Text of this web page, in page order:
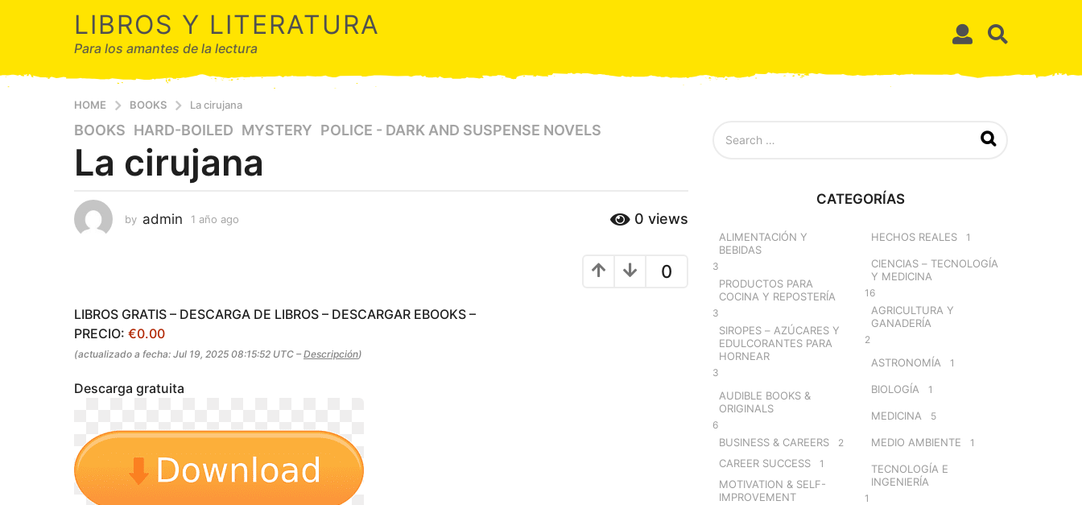
LIBROS Y LITERATURA
Para los amantes de la lectura
HOME BOOKS La cirujana
1
a
ñ
a
g
o
a
g
o
BOOKS ,HARD-BOILED ,MYSTERY ,POLICE - DARK AND SUSPENSE NOVELS
La cirujana
by admin 1 año ago
o
0 views
0
LIBROS GRATIS – DESCARGA DE LIBROS – DESCARGAR EBOOKS –
PRECIO: €0.00
(actualizado a fecha: Jul 19, 2025 08:15:52 UTC – Descripción)
Descarga gratuita
:
CATEGORÍAS
ALIMENTACIÓN Y
BEBIDAS
3
PRODUCTOS PARA
COCINA Y REPOSTERÍA
3
SIROPES – AZÚCARES Y
EDULCORANTES PARA
HORNEAR
3
AUDIBLE BOOKS &
ORIGINALS
6
BUSINESS & CAREERS 2
CAREER SUCCESS 1
MOTIVATION & SELF-
IMPROVEMENT
HECHOS REALES 1
CIENCIAS – TECNOLOGÍA
Y MEDICINA
16
AGRICULTURA Y
GANADERÍA
2
ASTRONOMÍA 1
BIOLOGÍA 1
MEDICINA 5
MEDIO AMBIENTE 1
TECNOLOGÍA E
INGENIERÍA
1